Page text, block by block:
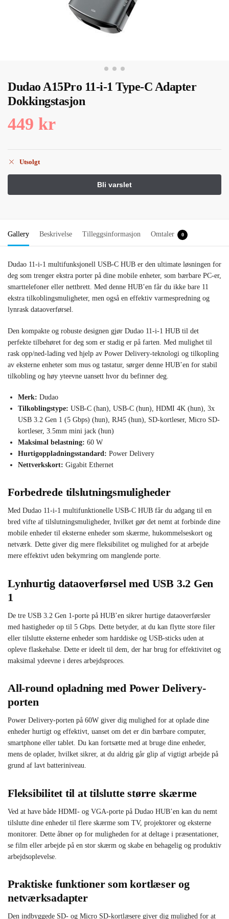
Dudao A15Pro 11-i-1 Type-C Adapter
Dokkingstasjon
449 kr
Utsolgt
Gallery Beskrivelse Tilleggsinformasjon Omtaler 0
Dudao 11-i-1 multifunksjonell USB-C HUB er den ultimate løsningen for
deg som trenger ekstra porter på dine mobile enheter, som bærbare PC-er,
smarttelefoner eller nettbrett. Med denne HUB’en får du ikke bare 11
ekstra tilkoblingsmuligheter, men også en effektiv varmespredning og
lynrask dataoverførsel.
Den kompakte og robuste designen gjør Dudao 11-i-1 HUB til det
perfekte tilbehøret for deg som er stadig er på farten. Med mulighet til
rask opp/ned-lading ved hjelp av Power Delivery-teknologi og tilkopling
av eksterne enheter som mus og tastatur, sørger denne HUB’en for stabil
tilkobling og høy yteevne uansett hvor du befinner deg.
Merk: Dudao
Tilkoblingstype: USB-C (han), USB-C (hun), HDMI 4K (hun), 3x
USB 3.2 Gen 1 (5 Gbps) (hun), RJ45 (hun), SD-kortleser, Micro SD-
kortleser, 3.5mm mini jack (hun)
Maksimal belastning: 60 W
Hurtigoppladningsstandard: Power Delivery
Nettverkskort: Gigabit Ethernet
Forbedrede tilslutningsmuligheder
Med Dudao 11-i-1 multifunktionelle USB-C HUB får du adgang til en
bred vifte af tilslutningsmuligheder, hvilket gør det nemt at forbinde dine
mobile enheder til eksterne enheder som skærme, hukommelseskort og
netværk. Dette giver dig mere fleksibilitet og mulighed for at arbejde
mere effektivt uden bekymring om manglende porte.
Lynhurtig dataoverførsel med USB 3.2 Gen
1
De tre USB 3.2 Gen 1-porte på HUB’en sikrer hurtige dataoverførsler
med hastigheder op til 5 Gbps. Dette betyder, at du kan flytte store filer
eller tilslutte eksterne enheder som harddiske og USB-sticks uden at
opleve flaskehalse. Dette er ideelt til dem, der har brug for effektivitet og
maksimal ydeevne i deres arbejdsproces.
All-round opladning med Power Delivery-
porten
Power Delivery-porten på 60W giver dig mulighed for at oplade dine
enheder hurtigt og effektivt, uanset om det er din bærbare computer,
smartphone eller tablet. Du kan fortsætte med at bruge dine enheder,
mens de oplader, hvilket sikrer, at du aldrig går glip af vigtigt arbejde på
grund af lavt batteriniveau.
Fleksibilitet til at tilslutte større skærme
Ved at have både HDMI- og VGA-porte på Dudao HUB’en kan du nemt
tilslutte dine enheder til flere skærme som TV, projektorer og eksterne
monitorer. Dette åbner op for muligheden for at deltage i præsentationer,
se film eller arbejde på en stor skærm og skabe en behagelig og produktiv
arbejdsoplevelse.
Praktiske funktioner som kortlæser og
netværksadapter
Den indbyggede SD- og Micro SD-kortlæsere giver dig mulighed for at